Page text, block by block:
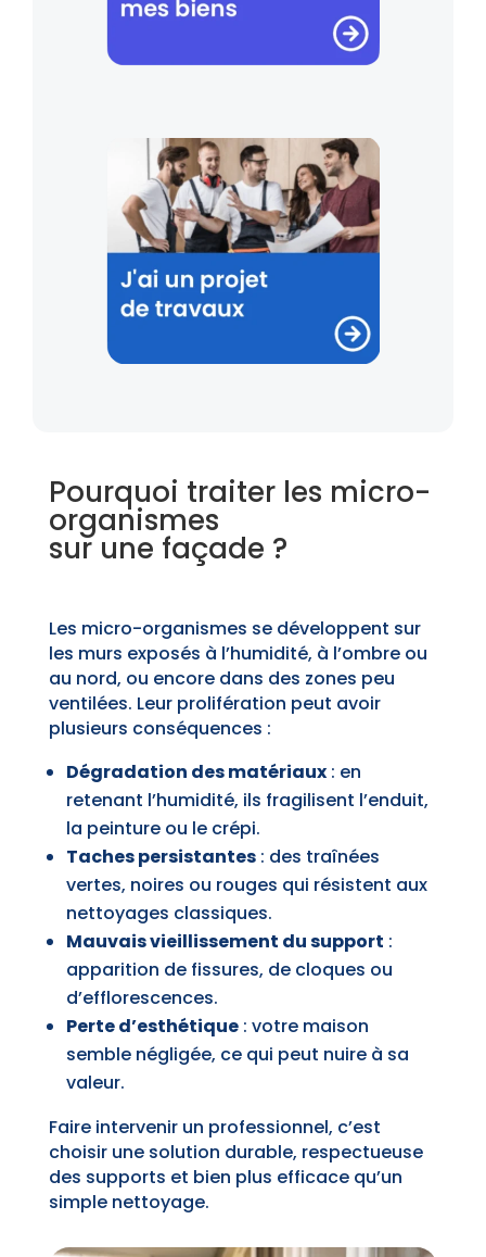
Pourquoi traiter les micro-
organismes
sur une façade ?
Les micro-organismes se développent sur
les murs exposés à l’humidité, à l’ombre ou
au nord, ou encore dans des zones peu
ventilées. Leur prolifération peut avoir
plusieurs conséquences :
Dégradation des matériaux: en
retenant l’humidité, ils fragilisent l’enduit,
la peinture ou le crépi.
Taches persistantes: des traînées
vertes, noires ou rouges qui résistent aux
nettoyages classiques.
Mauvais vieillissement du support :
apparition de fissures, de cloques ou
d’efflorescences.
Perte d’esthétique: votre maison
semble négligée, ce qui peut nuire à sa
valeur.
Faire intervenir un professionnel, c’est
choisir une solution durable, respectueuse
des supports et bien plus efficace qu’un
simple nettoyage.